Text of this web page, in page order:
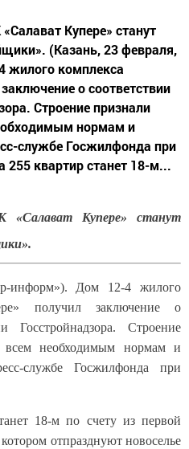
Купере» станут
(Казань, 23 февраля,
жилого комплекса
о соответствии
Строение признали
нормам и
службе Госжилфонда при
255 квартир станет 18-м...
«Салават Купере» станут
информ»). Дом 12-4 жилого
получил заключение о
Госстройнадзора. Строение
всем необходимым нормам и
службе Госжилфонда при
18-м по счету из первой
отпразднуют новоселье